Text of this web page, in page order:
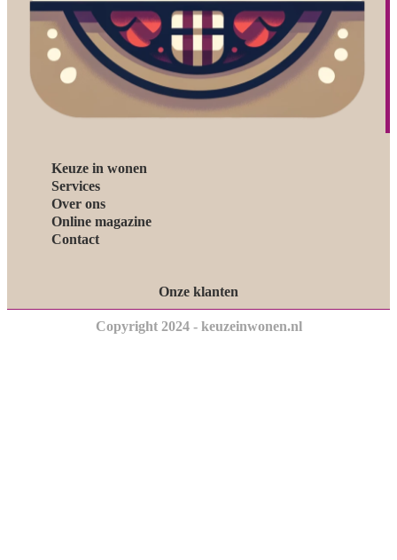
Keuze in wonen
Services
Over ons
Online magazine
Contact
Onze klanten
Copyright 2024 - keuzeinwonen.nl